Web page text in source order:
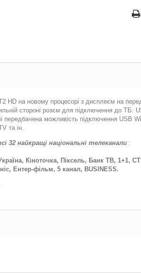
на новому процесорі з дисплеєм на
стороні розєм для підключення до ТБ.
передбачена можливість підключення USB
та ін.
32 найкращі національні телеканали :
Кіноточка, Піксель, Банк ТВ,
Ентер-фільм, 5 канал, BUSINESS.